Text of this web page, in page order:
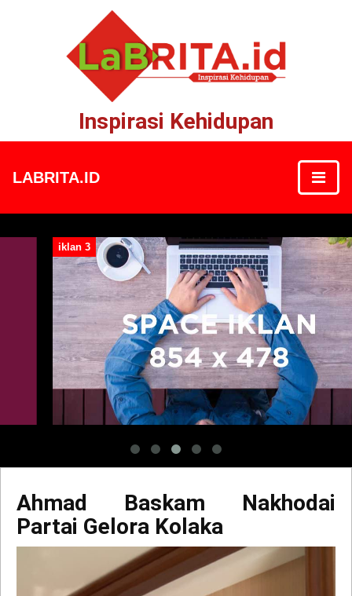
Inspirasi Kehidupan
LABRITA.ID
Ahmad Baskam Nakhodai
Partai Gelora Kolaka